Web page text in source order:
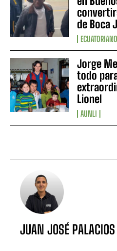
de Boca
Jorge
todo
Lionel
AUNLI
JUAN JOSÉ PALACIOS